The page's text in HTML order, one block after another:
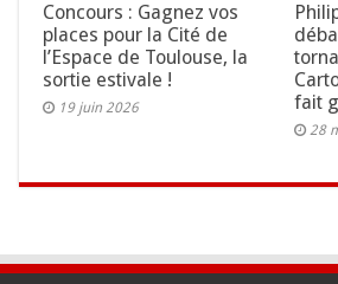
Concours : Gagnez vos
places pour la Cité de
l’Espace de Toulouse, la
sortie estivale !
19 juin 2026
fait
28